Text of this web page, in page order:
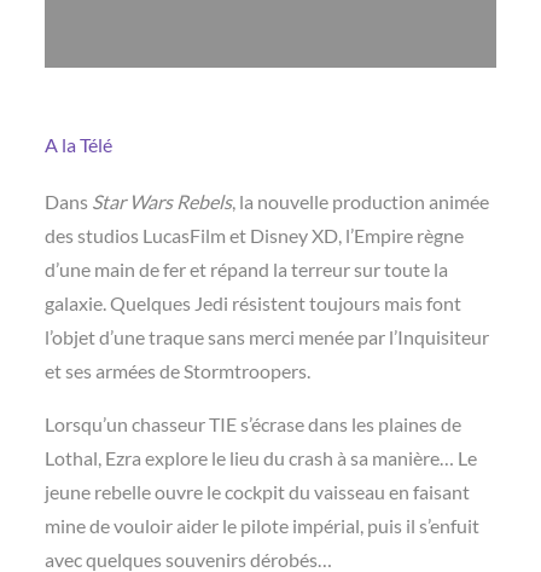
A la Télé
Dans Star Wars Rebels, la nouvelle production animée
des studios LucasFilm et Disney XD, l’Empire règne
d’une main de fer et répand la terreur sur toute la
galaxie. Quelques Jedi résistent toujours mais font
l’objet d’une traque sans merci menée par l’Inquisiteur
et ses armées de Stormtroopers.
Lorsqu’un chasseur TIE s’écrase dans les plaines de
Lothal, Ezra explore le lieu du crash à sa manière… Le
jeune rebelle ouvre le cockpit du vaisseau en faisant
mine de vouloir aider le pilote impérial, puis il s’enfuit
avec quelques souvenirs dérobés…